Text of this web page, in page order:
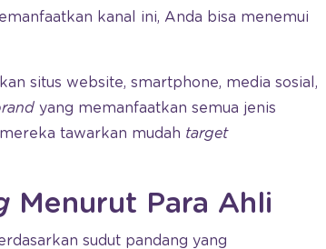
kanal ini, Anda bisa menemui
situs website, smartphone, media sosial,
yang memanfaatkan semua jenis
tawarkan mudah target
Menurut Para Ahli
sudut pandang yang